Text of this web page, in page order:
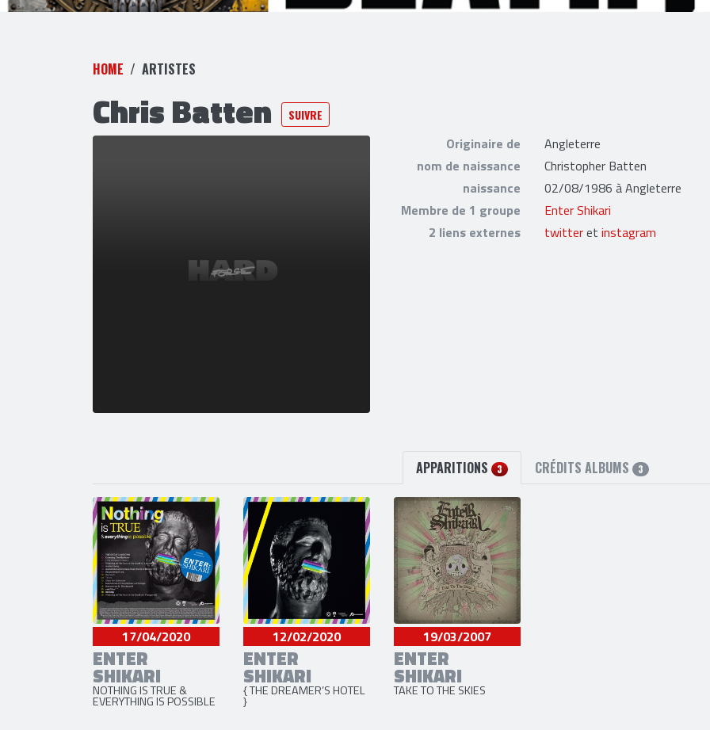
HOME ARTISTES
Chris Batten SUIVRE
Originaire de
Angleterre
nom de naissance
Christopher Batten
naissance
02/08/1986 à Angleterre
Membre de 1 groupe
Enter Shikari
2 liens externes
twitteret instagram
APPARITIONS 3 CRÉDITS ALBUMS 3
17/04/2020
ENTER
SHIKARI
NOTHING IS TRUE &
EVERYTHING IS POSSIBLE
12/02/2020
ENTER
SHIKARI
{ THE DREAMER’S HOTEL
}
19/03/2007
ENTER
SHIKARI
TAKE TO THE SKIES